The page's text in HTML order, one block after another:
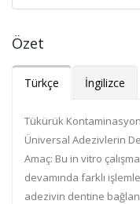
Özet
Türkçe İngilizce
Tükürük
Üniversal Adezivlerin
Amaç: Bu in vitro
devamında farklı
adezivin dentine